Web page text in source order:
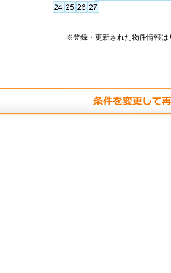
※登録・更新された物件情報は